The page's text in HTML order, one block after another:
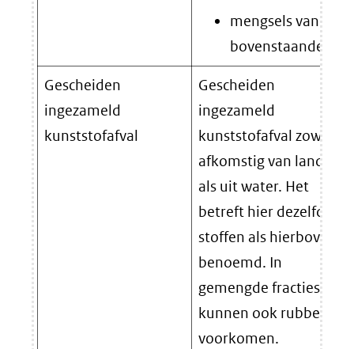
mengsels van
bovenstaande.
Gescheiden
ingezameld
kunststofafval
Gescheiden
ingezameld
kunststofafval zowel
afkomstig van land
als uit water. Het
betreft hier dezelfde
stoffen als hierboven
benoemd. In
gemengde fracties
kunnen ook rubbers
voorkomen.